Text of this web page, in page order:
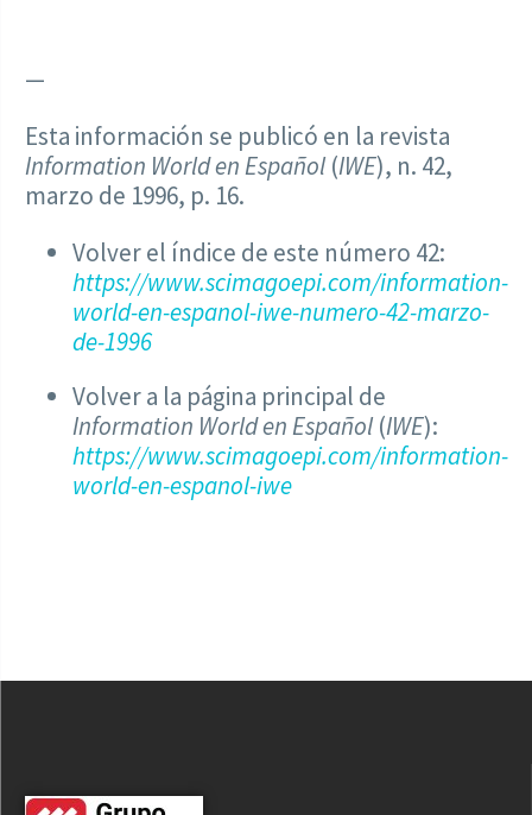
—
Esta información se publicó en la revista
Information World en Español (IWE), n. 42,
marzo de 1996, p. 16.
Volver el índice de este número 42:
https://www.scimagoepi.com/information-
world-en-espanol-iwe-numero-42-marzo-
de-1996
Volver a la página principal de
Information World en Español (IWE):
https://www.scimagoepi.com/information-
world-en-espanol-iwe